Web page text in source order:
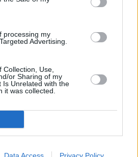
processing my
Advertising.
Use,
or Sharing of my
Is Unrelated with the
it was collected.
Data Access Privacy Policy